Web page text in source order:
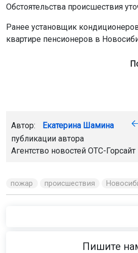
Обстоятельства происшествия
Ранее установщик
квартире пенсионеров в
Автор: Екатерина Шамина
публикации автора
Агентство новостей ОТС-Горсайт
пожар происшествия
Пишите